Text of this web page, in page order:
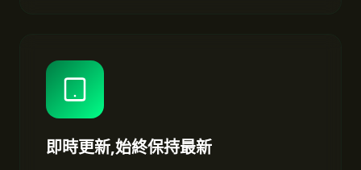
即時更新,始終保持最新